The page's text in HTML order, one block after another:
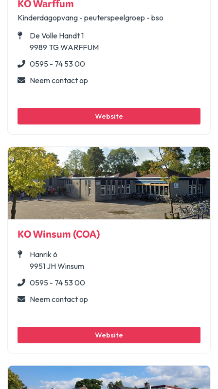
KO Warffum
Kinderdagopvang - peuterspeelgroep - bso
De Volle Handt 1
9989 TG WARFFUM
0595 - 74 53 00
Neem contact op
Website
KO Winsum (COA)
Hanrik 6
9951 JH Winsum
0595 - 74 53 00
Neem contact op
Website